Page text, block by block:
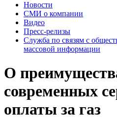
Новости
СМИ о компании
Видео
Пресс-релизы
Служба по связям с
массовой информации
О
современных
оплаты за газ